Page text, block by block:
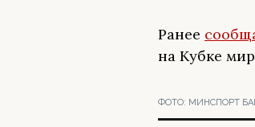
Ранее
на Кубке
ФОТО: МИНСПОРТ